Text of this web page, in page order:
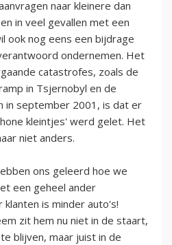
naar kleinere dan
in veel gevallen met een
ook nog eens een bijdrage
ondernemen. Het
catastrofes, zoals de
in Tsjernobyl en de
in september 2001, is dat er
kleintjes' werd gelet. Het
niet anders.
ons geleerd hoe we
een geheel ander
is minder auto's!
zit hem nu niet in de staart,
blijven, maar juist in de